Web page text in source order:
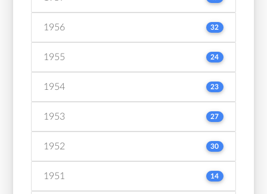
1956 32
1955 24
1954 23
1953 27
1952 30
1951 14